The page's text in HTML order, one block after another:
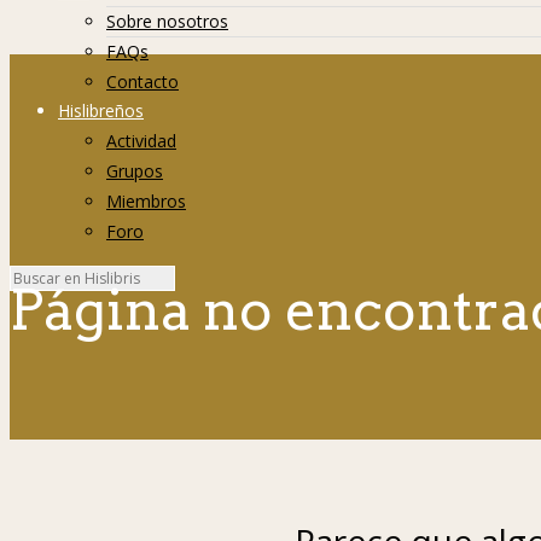
Sobre nosotros
FAQs
Contacto
Hislibreños
Actividad
Grupos
Miembros
Foro
Página no